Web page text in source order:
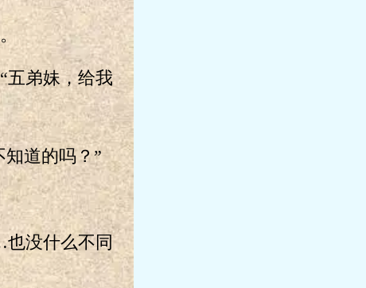
弟妹，给我
道的吗？”
没什么不同